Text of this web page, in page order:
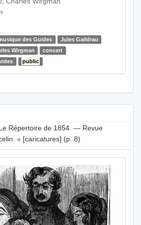
des Guides
Jules Gaildrau
Wirgman
concert
public
Le Répertoire de 1854. — Revue
» [caricatures] (p. 8)